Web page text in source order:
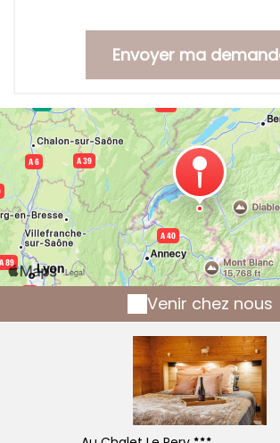
Venir chez nous